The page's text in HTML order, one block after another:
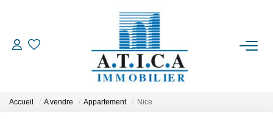
ACCUEIL
VENTES
Accueil A vendre Appartement Nice